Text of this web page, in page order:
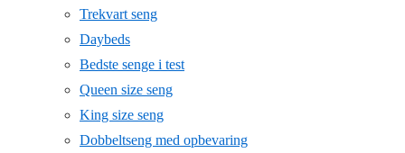
Trekvart seng
Daybeds
Bedste senge i test
Queen size seng
King size seng
Dobbeltseng med opbevaring